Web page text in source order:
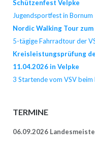
Schützenfest Velpke
Jugendsportfest in Bornum
Nordic Walking Tour
5-tägige Fahrradtour der
Kreisleistungsprüfung
11.04.2026 in Velpke
3 Startende vom VSV beim
TERMINE
06.09.2026